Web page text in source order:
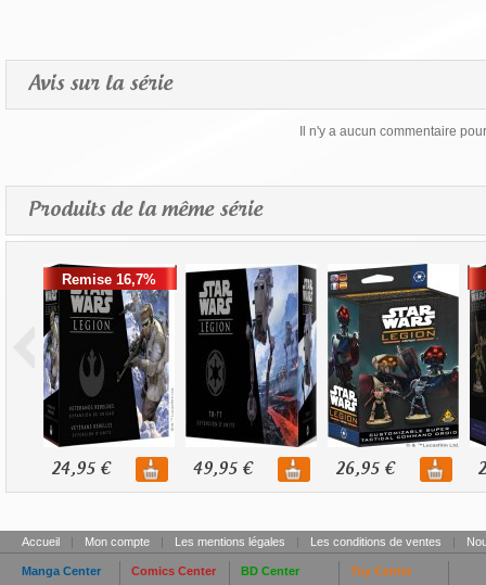
Avis sur la série
Il n'y a aucun commentaire
Produits de la même série
Remise 16,7%
24,95 € 49,95 € 26,95 €
Accueil | Mon compte | Les mentions légales | Les conditions de ventes |
Manga Center
Comics Center
BD Center
Toy Center